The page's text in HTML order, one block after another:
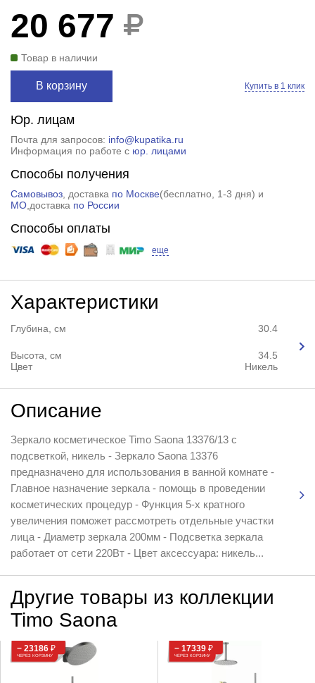
20 677
Товар в наличии
В корзину Купить в 1 клик
Юр. лицам
Почта для запросов: info@kupatika.ru
Информация по работе с юр. лицами
Способы получения
Самовывоз, доставка по Москве(бесплатно, 1-3 дня) и
МО,доставка по России
Способы оплаты
еще
Характеристики
Глубина, см 30.4
Высота, см
34.5
Цвет
Никель
Описание
Зеркало косметическое Timo Saona 13376/13 с
подсветкой, никель - Зеркало Saona 13376
предназначено для использования в ванной комнате -
Главное назначение зеркала - помощь в проведении
косметических процедур - Функция 5-х кратного
увеличения поможет рассмотреть отдельные участки
лица - Диаметр зеркала 200мм - Подсветка зеркала
работает от сети 220Вт - Цвет аксессуара: никель...
Другие товары из коллекции
Timo Saona
− 23186 ₽
ЧЕРЕЗ КОРЗИНУ
− 17339 ₽
ЧЕРЕЗ КОРЗИНУ